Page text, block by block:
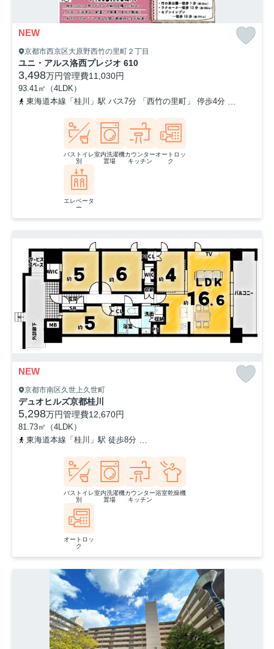
NEW
京都市西京区大原野西竹の里町２丁目
ユニ・アルス洛西プレジオ 610
3,498万円管理費11,030円
93.41㎡（4LDK）
東海道本線「桂川」駅 バス7分 「西竹の里町」 停歩4分
バストイレ
別
室内洗濯機
置場
カウンター
キッチン
オートロッ
ク
エレベータ
ー
NEW
京都市南区久世上久世町
デュオヒルズ京都桂川
5,298万円管理費12,670円
81.73㎡（4LDK）
東海道本線「桂川」駅 徒歩8分
バストイレ
別
室内洗濯機
置場
カウンター
キッチン
浴室乾燥機
オートロッ
ク